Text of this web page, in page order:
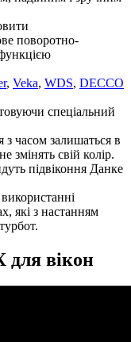
поворотно-
, Veka, WDS, DECCO
спеціальний
з часом залишаться в
змінять свій колір.
підвіконня Данке
які з настанням
для вікон